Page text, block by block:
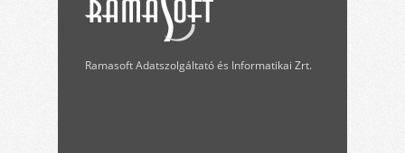
Ramasoft Adatszolgáltató és Informatikai Zrt.